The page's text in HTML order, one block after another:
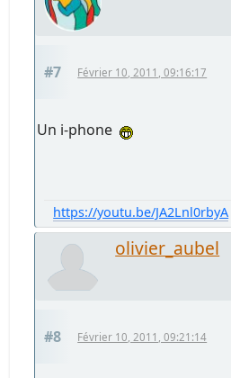
#7 Février 10, 2011, 09:16:17
Un i-phone
https://youtu.be/JA2Lnl0rbyA
olivier_aubel
#8 Février 10, 2011, 09:21:14